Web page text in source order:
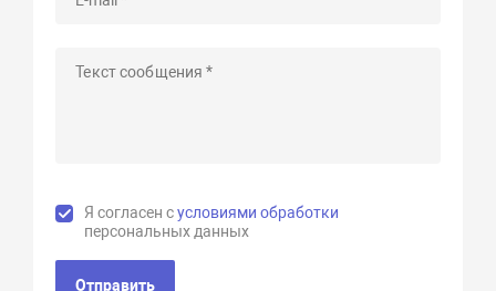
Я согласен сусловиями обработки
персональных данных
Отправить